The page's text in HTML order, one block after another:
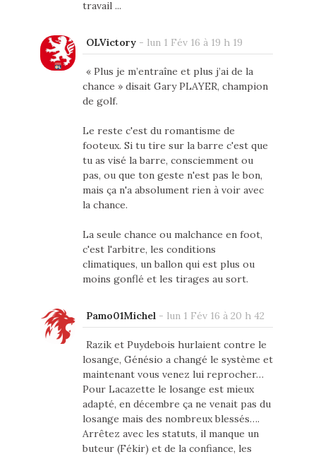
travail ...
OLVictory- lun 1 Fév 16 à 19 h 19
« Plus je m’entraîne et plus j’ai de la
chance » disait Gary PLAYER, champion
de golf.
Le reste c'est du romantisme de
footeux. Si tu tire sur la barre c'est que
tu as visé la barre, consciemment ou
pas, ou que ton geste n'est pas le bon,
mais ça n'a absolument rien à voir avec
la chance.
La seule chance ou malchance en foot,
c'est l'arbitre, les conditions
climatiques, un ballon qui est plus ou
moins gonflé et les tirages au sort.
Pamo01Michel- lun 1 Fév 16 à 20 h 42
Razik et Puydebois hurlaient contre le
losange, Génésio a changé le système et
maintenant vous venez lui reprocher…
Pour Lacazette le losange est mieux
adapté, en décembre ça ne venait pas du
losange mais des nombreux blessés….
Arrêtez avec les statuts, il manque un
buteur (Fékir) et de la confiance, les